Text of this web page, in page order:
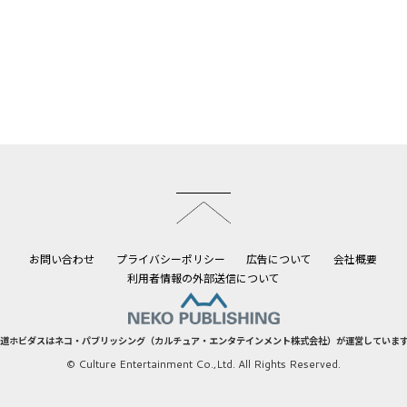
お問い合わせ プライバシーポリシー 広告について
会社概要
利用者情報の外部送信について
ホビダスはネコ・パブリッシング（カルチュア・エンタテインメント株式会社）が運営していま
© Culture Entertainment Co.,Ltd. All Rights Reserved.